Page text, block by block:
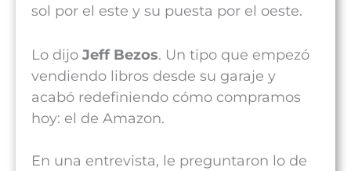
sol por el este y su puesta por el oeste.
Lo dijo Jeff Bezos. Un tipo que empezó
vendiendo libros desde su garaje y
acabó redefiniendo cómo compramos
hoy: el de Amazon.
En una entrevista, le preguntaron lo de